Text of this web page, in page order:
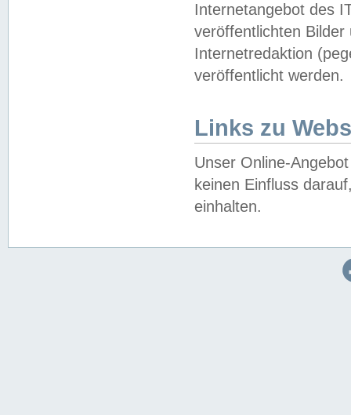
Internetangebot des
veröffentlichten
Internetredaktion
veröffentlicht werden.
Links zu
Unser Online-
keinen Einfluss
einhalten.